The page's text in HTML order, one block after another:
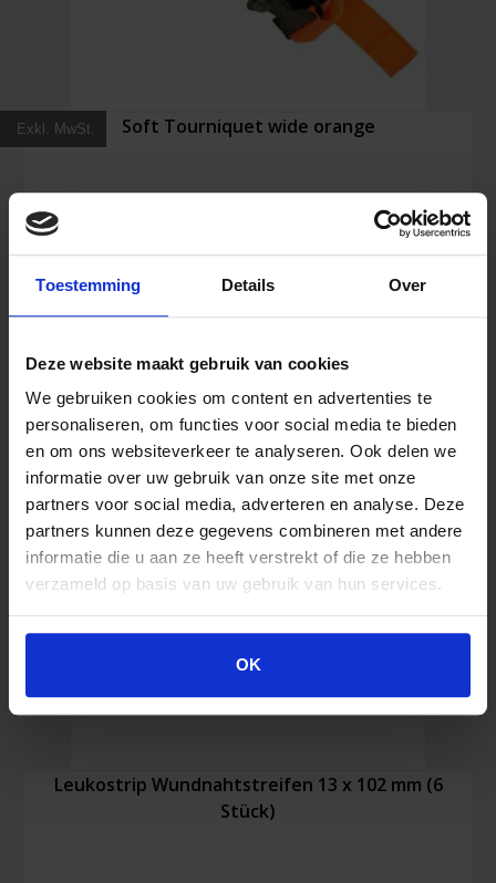
Toestemming Details Over
Deze website maakt gebruik van cookies
We gebruiken cookies om content en advertenties te
personaliseren, om functies voor social media te bieden
en om ons websiteverkeer te analyseren. Ook delen we
informatie over uw gebruik van onze site met onze
partners voor social media, adverteren en analyse. Deze
partners kunnen deze gegevens combineren met andere
informatie die u aan ze heeft verstrekt of die ze hebben
verzameld op basis van uw gebruik van hun services.
OK
Exkl. MwSt. Soft Tourniquet wide orange
40,73€Inkl. MwSt.
Tourniquet
orange
Menge
Leukostrip Wundnahtstreifen 13 x 102 mm (6
Stück)